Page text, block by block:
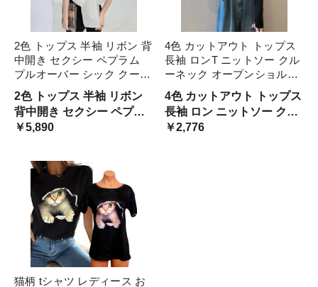
2色 トップス 半袖 リボン 背
中開き セクシー ペプラム
プルオーバー シック クール
きれいめ 華やか モテる ス
タイルアップ 個性的 可愛い
着痩せ 長袖 レディース 小
さいサイ スタイリッシュ
2色 トップス 半袖 リボン
背中開き セクシー ペプラ
ム プルオーバー シック ク
￥5,890
4色 カットアウト トップス
長袖 ロンT ニットソー クル
ーネック オープンショルダ
ー パイピング トリム リブ
ニット 流行 個性的 肩見せ
かわいい 大人可愛 肌見せ
4色 カットアウト トップス
長袖 ロン ニットソー クル
ーネック オープンショルダ
￥2,776
猫柄 tシャツ レディース お